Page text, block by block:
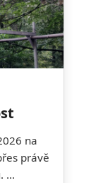
na
právě
...